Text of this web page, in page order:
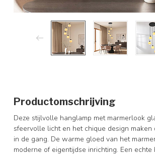
Productomschrijving
Deze stijlvolle hanglamp met marmerlook
sfeervolle licht en het chique design
in de gang. De warme gloed van het
moderne of eigentijdse inrichting. Een